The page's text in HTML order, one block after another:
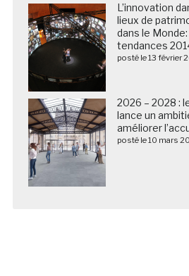
L’innovation
lieux de
dans le
tendances
posté le 13 février
2026 – 2028 :
lance un
améliorer
posté le 10 mars